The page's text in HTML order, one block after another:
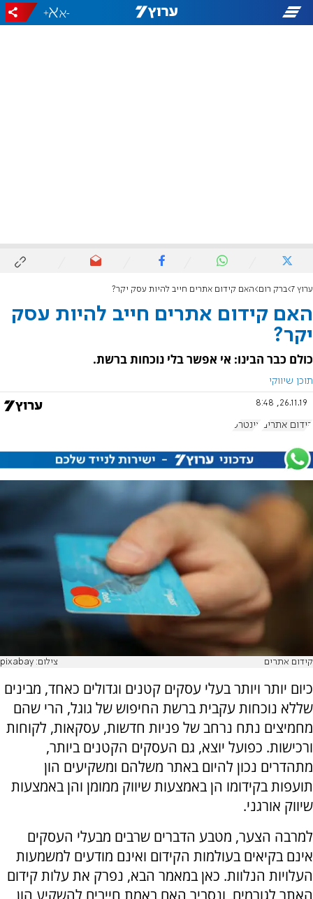
-
+
ערוץ 7 ברק רום האם קידום אתרים חייב להיות עסק יקר?
האם קידום אתרים חייב להיות עסק
יקר?
כולם כבר הבינו: אי אפשר בלי נוכחות ברשת.
תוכן שיווקי
26.11.19, 8:48
קידום אתרים אינטרט
קידום אתרים צילום: pixabay
כיום יותר ויותר בעלי עסקים קטנים וגדולים כאחד, מבינים
שללא נוכחות עקבית ברשת החיפוש של גוגל, הרי שהם
מחמיצים נתח נרחב של פניות חדשות, עסקאות, לקוחות
ורכישות. כפועל יוצא, גם העסקים הקטנים ביותר,
מתהדרים נכון להיום באתר משלהם ומשקיעים הון
תועפות בקידומו הן באמצעות שיווק ממומן והן באמצעות
שיווק אורגני.
למרבה הצער, מטבע הדברים שרבים מבעלי העסקים
אינם בקיאים בעולמות הקידום ואינם מודעים למשמעות
העלויות הנלוות. כאן במאמר הבא, נפרק את עלות קידום